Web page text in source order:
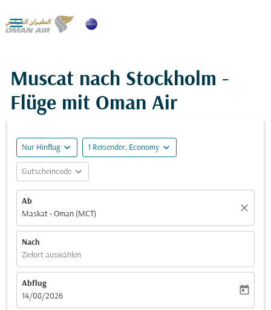

Muscat nach Stockholm -
Flüge mit Oman Air
Nur Hinflug expand_more 1 Reisender, Economy expand_more
Gutscheincode expand_more
Ab
Maskat - Oman (MCT)
close
Nach
Zielort auswählen
Abflug
fc-booking-departure-date-aria-label
14/08/2026
today